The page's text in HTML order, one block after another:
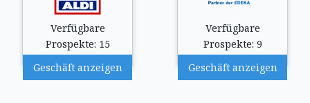
Verfügbare
Prospekte: 15
Geschäft anzeigen
Verfügbare
Prospekte: 9
Geschäft anzeigen